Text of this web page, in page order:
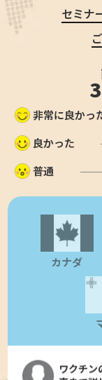
セミナ
非常に良かっ
良かった
普通
カナダ
た。国
現状を現
ったです。
アメリカ留
現地の
る事も質
ワクチン